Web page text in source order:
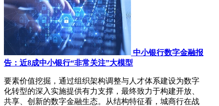
中小银行数字金融报
告：近8成中小银行“非常关注”大模型
要素价值挖掘，通过组织架构调整与人才体系建设为数字
化转型的深入实施提供有力支撑，最终致力于构建开放、
共享、创新的数字金融生态。从结构特征看，城商行在战